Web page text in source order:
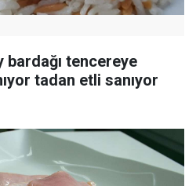
tencereye
tadan etli sanıyor